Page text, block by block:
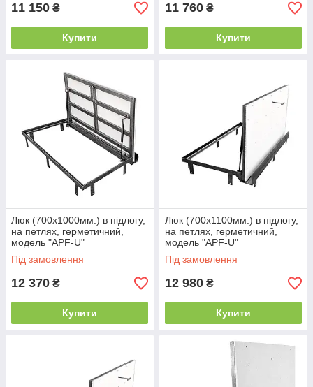
11 150 ₴
Купити
11 760 ₴
Купити
Люк (700х1000мм.) в підлогу,
на петлях, герметичний,
модель "APF-U"
Під замовлення
12 370 ₴
Купити
Люк (700х1100мм.) в підлогу,
на петлях, герметичний,
модель "APF-U"
Під замовлення
12 980 ₴
Купити